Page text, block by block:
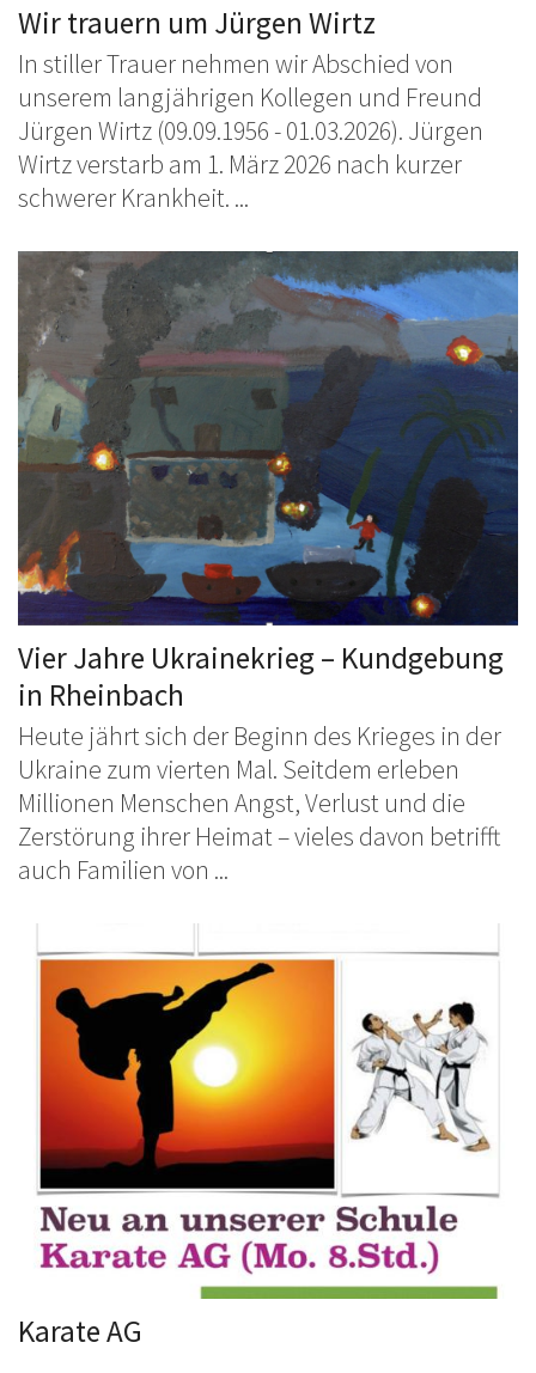
Wir trauern um Jürgen Wirtz
In stiller Trauer nehmen wir Abschied von
unserem langjährigen Kollegen und Freund
Jürgen Wirtz (09.09.1956 - 01.03.2026). Jürgen
Wirtz verstarb am 1. März 2026 nach kurzer
schwerer Krankheit. ...
Vier Jahre Ukrainekrieg – Kundgebung
in Rheinbach
Heute jährt sich der Beginn des Krieges in der
Ukraine zum vierten Mal. Seitdem erleben
Millionen Menschen Angst, Verlust und die
Zerstörung ihrer Heimat – vieles davon betrifft
auch Familien von ...
Karate AG